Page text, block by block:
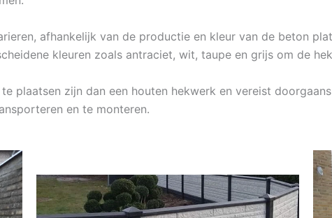
afhankelijk van de productie en kleur van de beton
kleuren zoals antraciet, wit, taupe en grijs om de
plaatsen zijn dan een houten hekwerk en vereist
en te monteren.